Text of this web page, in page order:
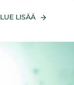
LUE LISÄÄ